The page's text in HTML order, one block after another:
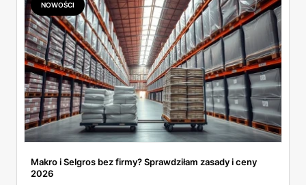
NOWOŚCI
Makro i Selgros bez firmy? Sprawdziłam zasady i ceny
2026